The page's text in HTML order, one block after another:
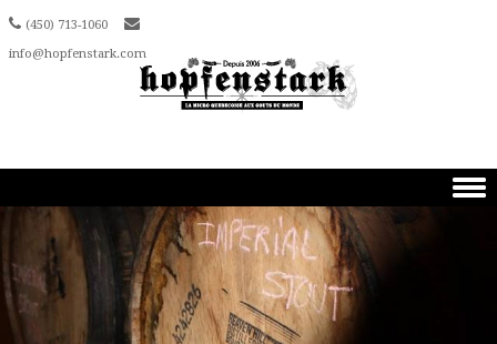
(450) 713-1060
info@hopfenstark.com
Skip to content